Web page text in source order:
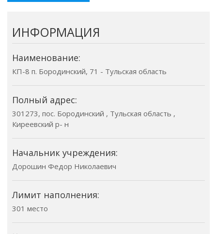
ИНФОРМАЦИЯ
Наименование:
КП-8 п. Бородинский, 71 - Тульская область
Полный адрес:
301273, пос. Бородинский , Тульская область ,
Киреевский р- н
Начальник учреждения:
Дорошин Федор Николаевич
Лимит наполнения:
301 место